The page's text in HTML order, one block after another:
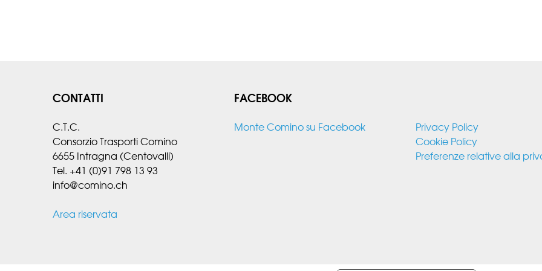
CONTATTI
C.T.C.
Consorzio Trasporti Comino
6655 Intragna (Centovalli)
Tel. +41 (0)91 798 13 93
info@comino.ch
Area riservata
FACEBOOK
Monte Comino su Facebook
Privacy Policy
Cookie Policy
Preferenze relative alla